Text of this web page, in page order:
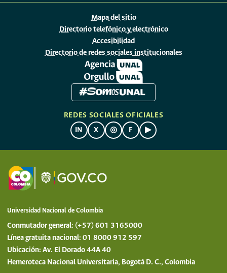
Mapa del sitio
Directorio telefónico y electrónico
Accesibilidad
Directorio de redes sociales institucionales
REDES SOCIALES OFICIALES
IN
X ◎ F ▶
Universidad Nacional de Colombia
Conmutador general: (+57) 601 3165000
Línea gratuita nacional: 01 8000 912 597
Ubicación: Av. El Dorado 44A 40
Hemeroteca Nacional Universitaria, Bogotá D. C., Colombia